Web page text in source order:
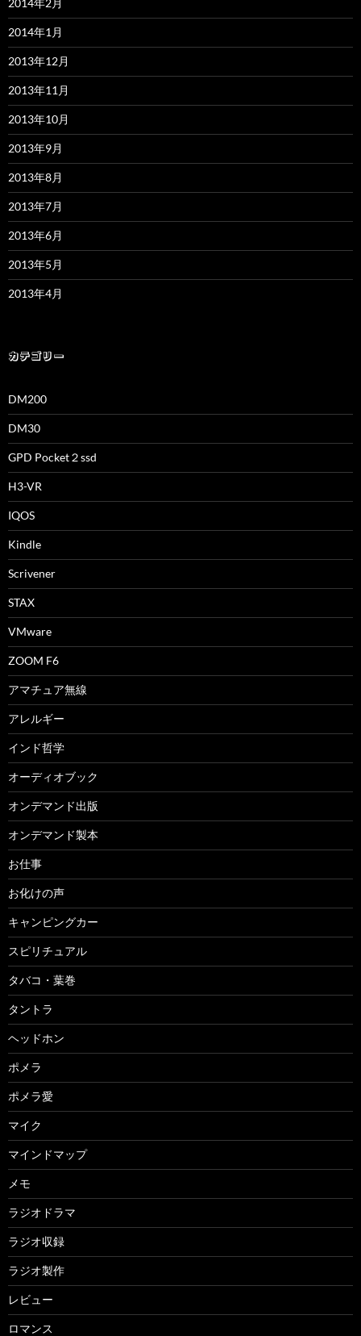
2014年1月
2013年12月
2013年11月
2013年10月
2013年9月
2013年8月
2013年7月
2013年6月
2013年5月
2013年4月
カテゴリー
DM200
DM30
GPD Pocket２ssd
H3-VR
IQOS
Kindle
Scrivener
STAX
VMware
ZOOM F6
アマチュア無線
アレルギー
インド哲学
オーディオブック
オンデマンド出版
オンデマンド製本
お仕事
お化けの声
キャンピングカー
スピリチュアル
タバコ・葉巻
タントラ
ヘッドホン
ポメラ
ポメラ愛
マイク
マインドマップ
メモ
ラジオドラマ
ラジオ収録
ラジオ製作
レビュー
ロマンス